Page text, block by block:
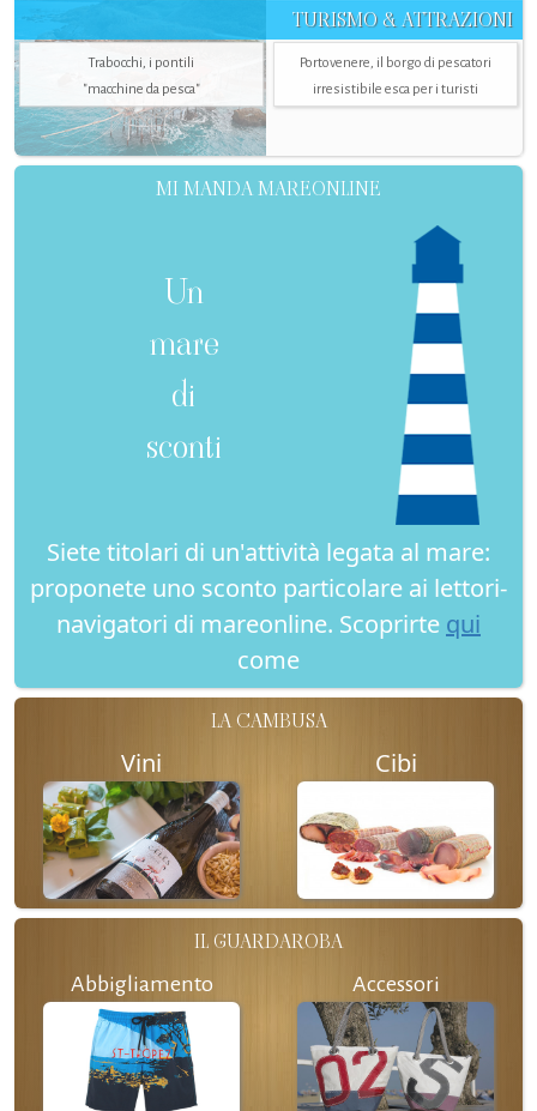
TURISMO & ATTRAZIONI
Trabocchi, i pontili
"macchine da pesca"
Portovenere, il borgo di pescatori
irresistibile esca per i turisti
MI MANDA MAREONLINE
Un
mare
di
sconti
Siete titolari di un'attività legata al mare:
proponete uno sconto particolare ai lettori-
navigatori di mareonline. Scoprirte qui
come
LA CAMBUSA
Vini Cibi
IL GUARDAROBA
Abbigliamento Accessori